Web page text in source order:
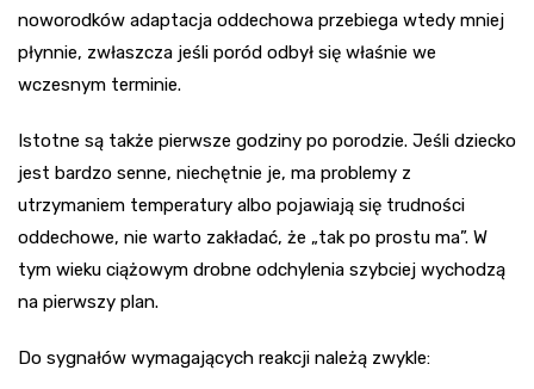
noworodków adaptacja oddechowa przebiega wtedy mniej
płynnie, zwłaszcza jeśli poród odbył się właśnie we
wczesnym terminie.
Istotne są także pierwsze godziny po porodzie. Jeśli dziecko
jest bardzo senne, niechętnie je, ma problemy z
utrzymaniem temperatury albo pojawiają się trudności
oddechowe, nie warto zakładać, że „tak po prostu ma”. W
tym wieku ciążowym drobne odchylenia szybciej wychodzą
na pierwszy plan.
Do sygnałów wymagających reakcji należą zwykle: